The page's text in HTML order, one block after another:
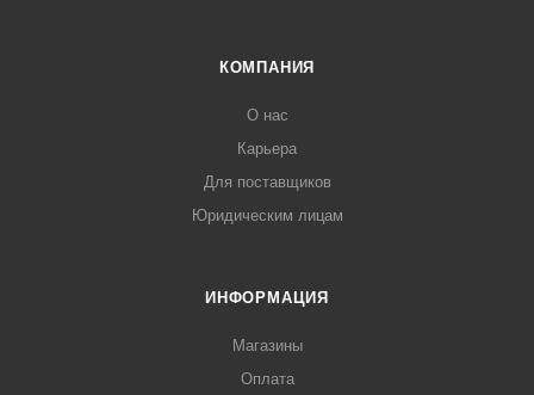
КОМПАНИЯ
О нас
Карьера
Для поставщиков
Юридическим лицам
ИНФОРМАЦИЯ
Магазины
Оплата